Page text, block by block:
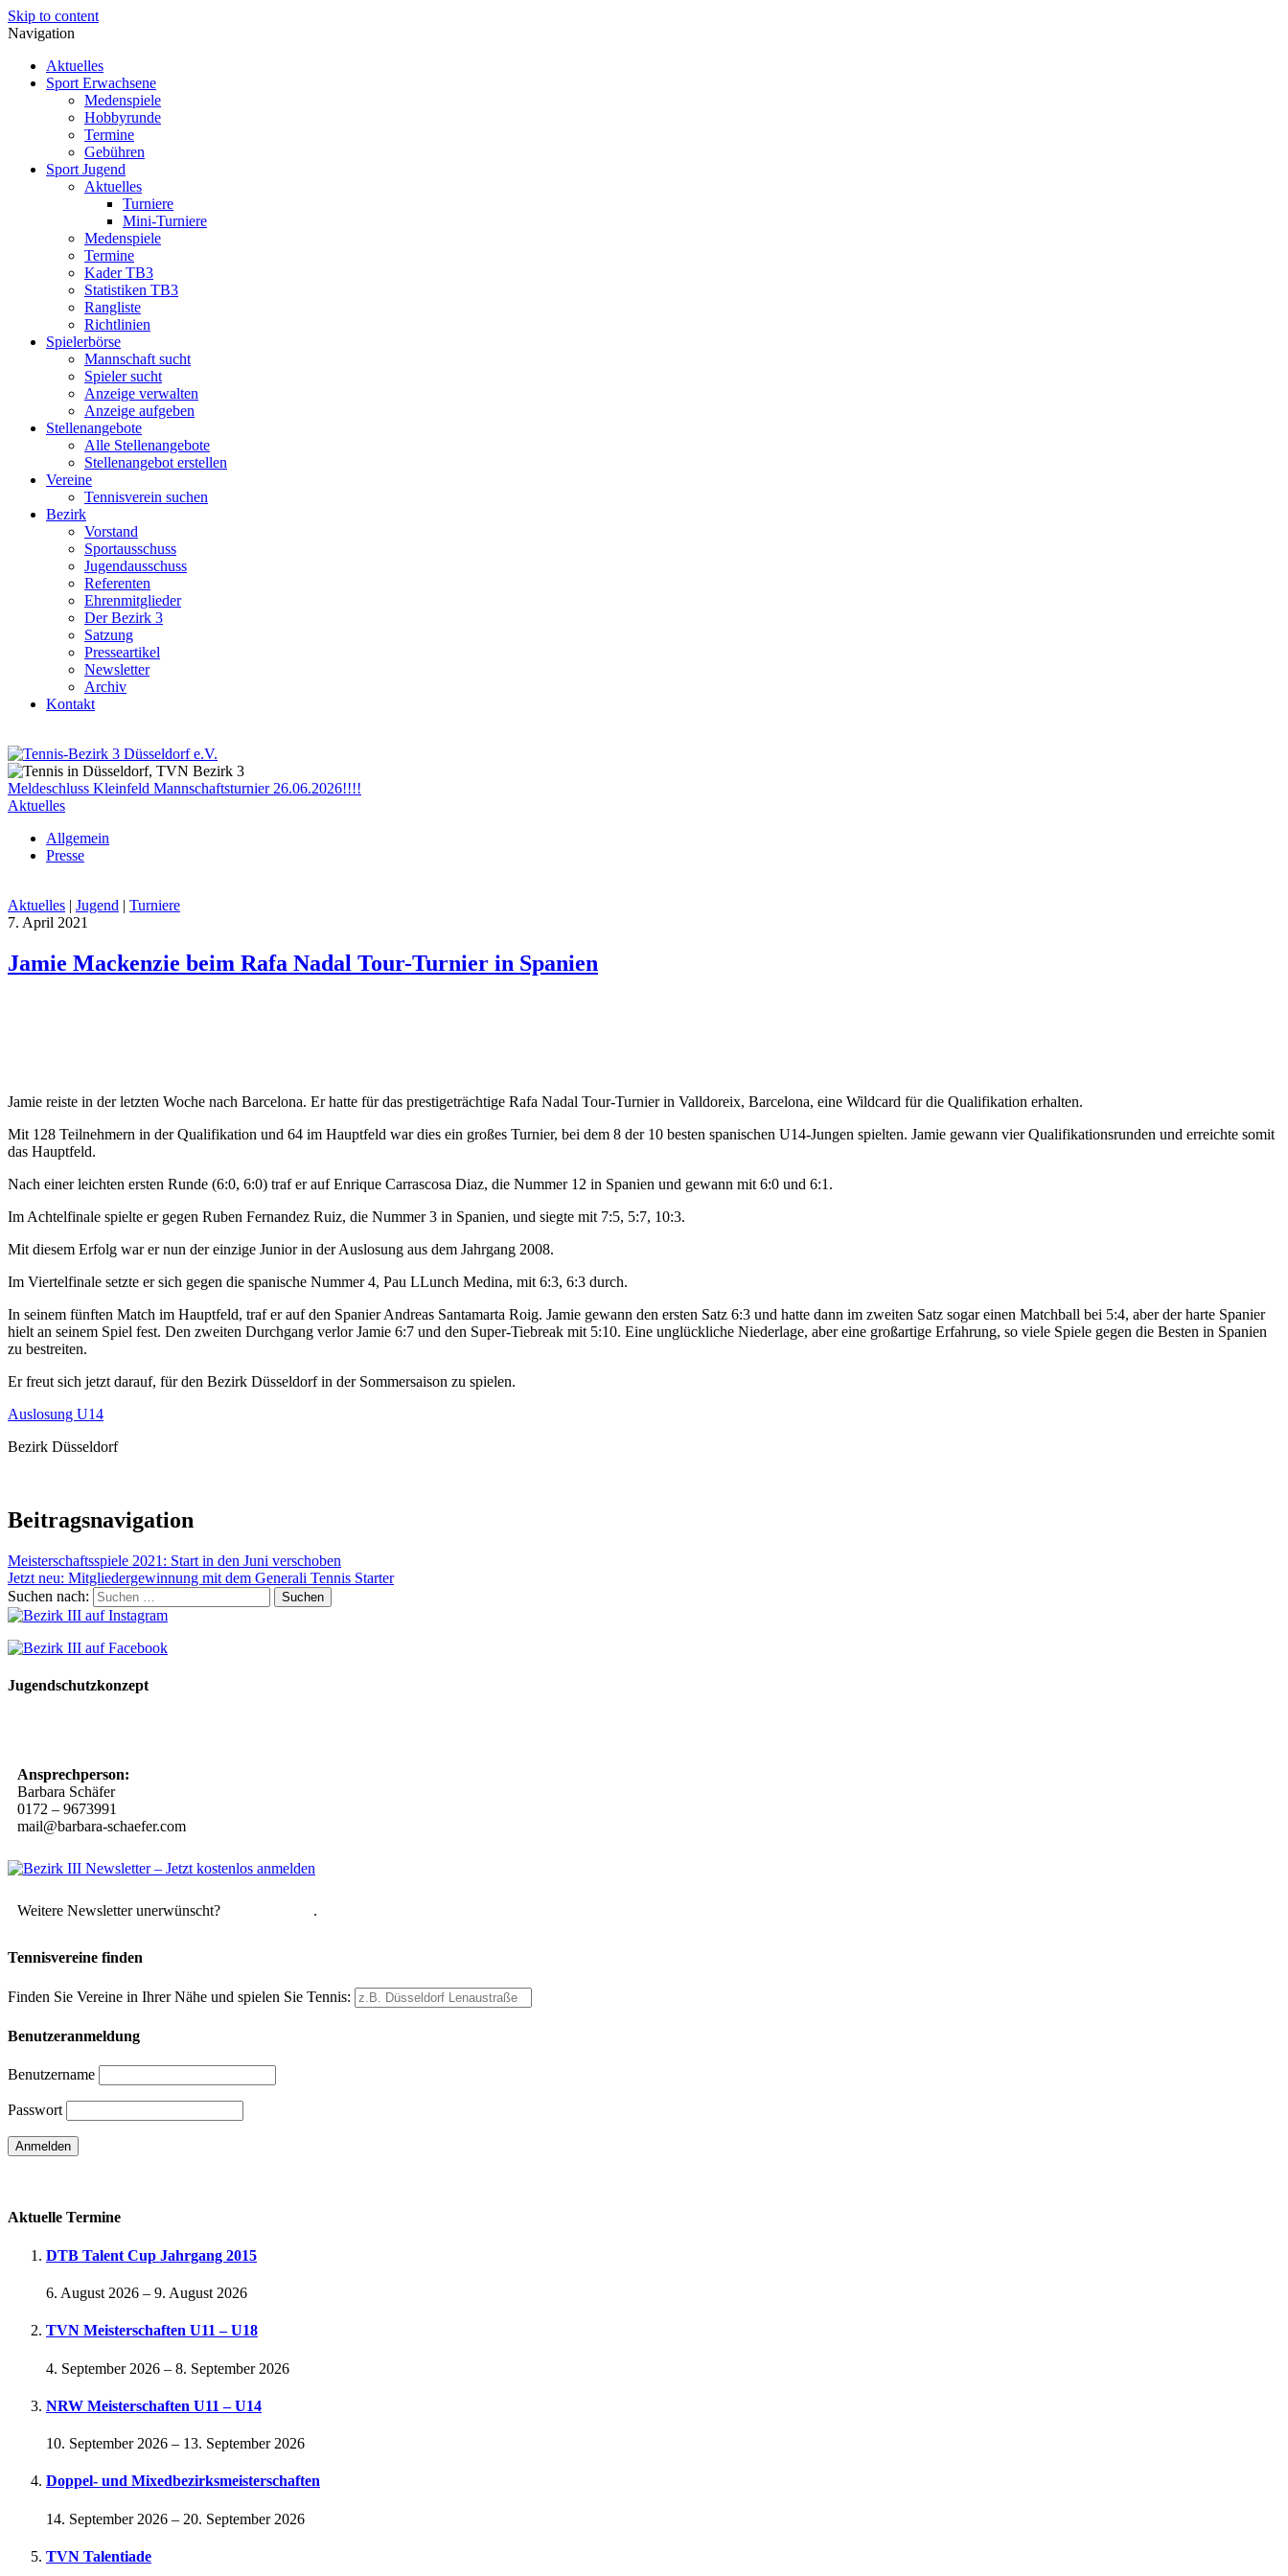
Skip to content
Navigation
Aktuelles
Sport Erwachsene
Medenspiele
Hobbyrunde
Termine
Gebühren
Sport Jugend
Aktuelles
Turniere
Mini-Turniere
Medenspiele
Termine
Kader TB3
Statistiken TB3
Rangliste
Richtlinien
Spielerbörse
Mannschaft sucht
Spieler sucht
Anzeige verwalten
Anzeige aufgeben
Stellenangebote
Alle Stellenangebote
Stellenangebot erstellen
Vereine
Tennisverein suchen
Bezirk
Vorstand
Sportausschuss
Jugendausschuss
Referenten
Ehrenmitglieder
Der Bezirk 3
Satzung
Presseartikel
Newsletter
Archiv
Kontakt
Meldeschluss Kleinfeld Mannschaftsturnier 26.06.2026!!!!
Aktuelles
Allgemein
Presse
Aktuelles | Jugend | Turniere
7. April 2021
Jamie Mackenzie beim Rafa Nadal Tour-Turnier in Spanien
Jamie reiste in der letzten Woche nach Barcelona. Er hatte für das prestigeträchtige Rafa Nadal Tour-Turnier in Valldoreix, Barcelona, eine Wildcard für die Qualifikation ​​erhalten.
Mit 128 Teilnehmern in der Qualifikation und 64 im Hauptfeld war dies ein großes Turnier, bei dem 8 der 10 besten spanischen U14-Jungen spielten. Jamie gewann vier Qualifikationsrunden und erreichte somit
das Hauptfeld.
Nach einer leichten ersten Runde (6:0, 6:0) traf er auf Enrique Carrascosa Diaz, die Nummer 12 in Spanien und gewann mit 6:0 und 6:1.
Im Achtelfinale spielte er gegen Ruben Fernandez Ruiz, die Nummer 3 in Spanien, und siegte mit 7:5, 5:7, 10:3.
Mit diesem Erfolg war er nun der einzige Junior in der Auslosung aus dem Jahrgang 2008.
Im Viertelfinale setzte er sich gegen die spanische Nummer 4, Pau LLunch Medina, mit 6:3, 6:3 durch.
In seinem fünften Match im Hauptfeld, traf er auf den Spanier Andreas Santamarta Roig. Jamie gewann den ersten Satz 6:3 und hatte dann im zweiten Satz sogar einen Matchball bei 5:4, aber der harte Spanier
hielt an seinem Spiel fest. Den zweiten Durchgang verlor Jamie 6:7 und den Super-Tiebreak mit 5:10. Eine unglückliche Niederlage, aber eine großartige Erfahrung, so viele Spiele gegen die Besten in Spanien
zu bestreiten.
Er freut sich jetzt darauf, für den Bezirk Düsseldorf in der Sommersaison zu spielen.
Auslosung U14
Bezirk Düsseldorf
Beitragsnavigation
Meisterschaftsspiele 2021: Start in den Juni verschoben
Jetzt neu: Mitgliedergewinnung mit dem Generali Tennis Starter
Suchen nach:
Jugendschutzkonzept
Ansprechperson:
Barbara Schäfer
0172 – 9673991
mail@barbara-schaefer.com
Weitere Newsletter unerwünscht? .
Tennisvereine finden
Finden Sie Vereine in Ihrer Nähe und spielen Sie Tennis:
Benutzeranmeldung
Benutzername
Passwort
Aktuelle Termine
DTB Talent Cup Jahrgang 2015
6. August 2026 – 9. August 2026
TVN Meisterschaften U11 – U18
4. September 2026 – 8. September 2026
NRW Meisterschaften U11 – U14
10. September 2026 – 13. September 2026
Doppel- und Mixedbezirksmeisterschaften
14. September 2026 – 20. September 2026
TVN Talentiade